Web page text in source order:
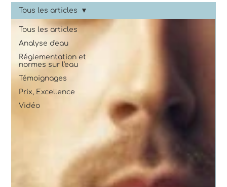
Tous les articles
Analyse d'eau
Réglementation et
normes sur l'eau
Témoignages
Prix, Excellence
Vidéo
Tous les articles